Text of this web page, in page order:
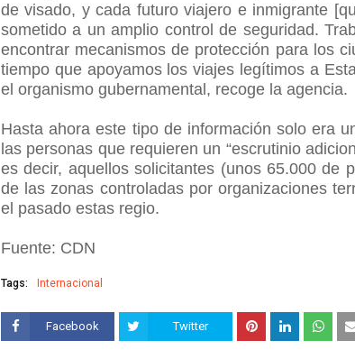
de visado, y cada futuro viajero e inmigrante
sometido a un amplio control de seguridad.
encontrar mecanismos de protección para los
tiempo que apoyamos los viajes legítimos a
el organismo gubernamental, recoge la agencia.
Hasta ahora este tipo de información solo era
las personas que requieren un “escrutinio
es decir, aquellos solicitantes (unos 65.000 de
de las zonas controladas por organizaciones
el pasado estas regio.
Fuente: CDN
Tags: Internacional
Facebook Twitter